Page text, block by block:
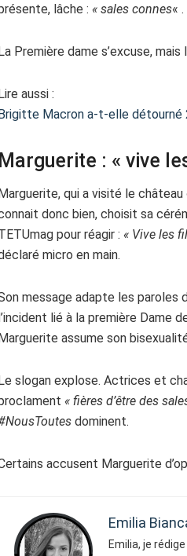
lâche : « sales connes«
Première dame s’excuse,
aussi :
Macron a-t-elle détourné
Marguerite : « vive
Marguerite, qui a visité le
donc bien, choisit sa
pour réagir : « Vive les
micro en main.
message adapte les paroles
l’incident lié à la première Dame
Marguerite assume son
Le slogan explose. Actrices et
« fières d’être des
dominent.
accusent Marguerite
Emilia
Emilia, je